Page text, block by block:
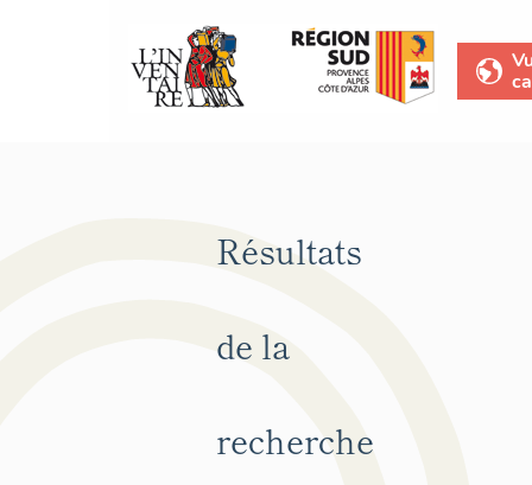
Résultats
de la
recherche